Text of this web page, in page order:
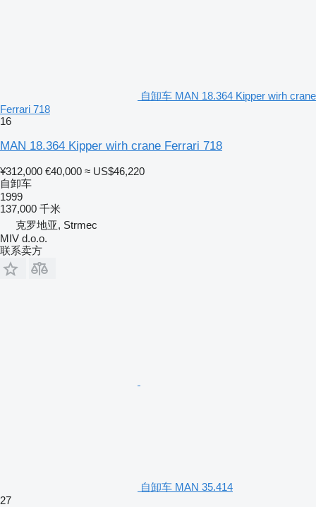
自卸车 MAN 18.364 Kipper wirh crane
Ferrari 718
16
MAN 18.364 Kipper wirh crane Ferrari 718
¥312,000 €40,000 ≈ US$46,220
自卸车
1999
137,000 千米
克罗地亚, Strmec
MIV d.o.o.
联系卖方
自卸车 MAN 35.414
27